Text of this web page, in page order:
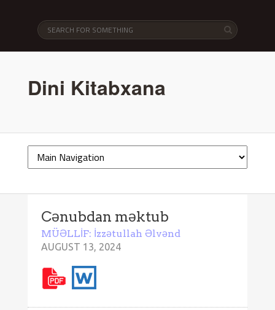
Dini Kitabxana
Cənubdan məktub
MÜƏLLİF: İzzətullah Əlvənd
AUGUST 13, 2024